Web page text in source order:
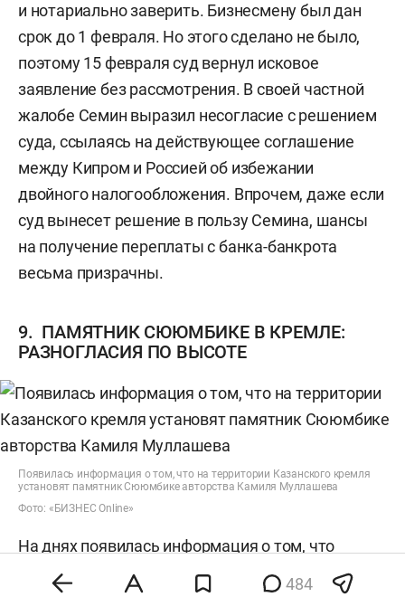
и нотариально заверить. Бизнесмену был дан
срок до 1 февраля. Но этого сделано не было,
поэтому 15 февраля суд вернул исковое
заявление без рассмотрения. В своей частной
жалобе Семин выразил несогласие с решением
суда, ссылаясь на действующее соглашение
между Кипром и Россией об избежании
двойного налогообложения. Впрочем, даже если
суд вынесет решение в пользу Семина, шансы
на получение переплаты с банка-банкрота
весьма призрачны.
9. ПАМЯТНИК СЮЮМБИКЕ В КРЕМЛЕ:
РАЗНОГЛАСИЯ ПО ВЫСОТЕ
Появилась информация о том, что на территории Казанского кремля
установят памятник Сююмбике авторства Камиля Муллашева
Фото: «БИЗНЕС Online»
На днях появилась информация о том, что
на территории Казанского кремля установят
памятник Сююмбике авторства заслуженного
484